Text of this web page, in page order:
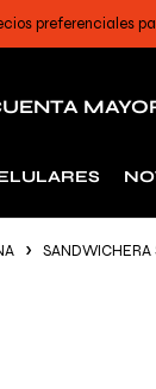
preferenciales
SANDWICHERA